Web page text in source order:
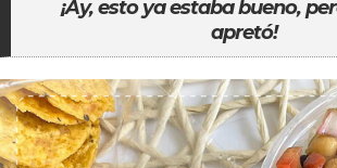
¡Ay, esto ya estaba bueno,
apretó!